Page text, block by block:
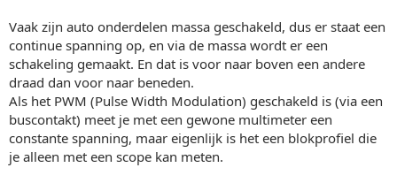
Vaak zijn auto onderdelen massa geschakeld, dus er staat een
continue spanning op, en via de massa wordt er een
schakeling gemaakt. En dat is voor naar boven een andere
draad dan voor naar beneden.
Als het PWM (Pulse Width Modulation) geschakeld is (via een
buscontakt) meet je met een gewone multimeter een
constante spanning, maar eigenlijk is het een blokprofiel die
je alleen met een scope kan meten.